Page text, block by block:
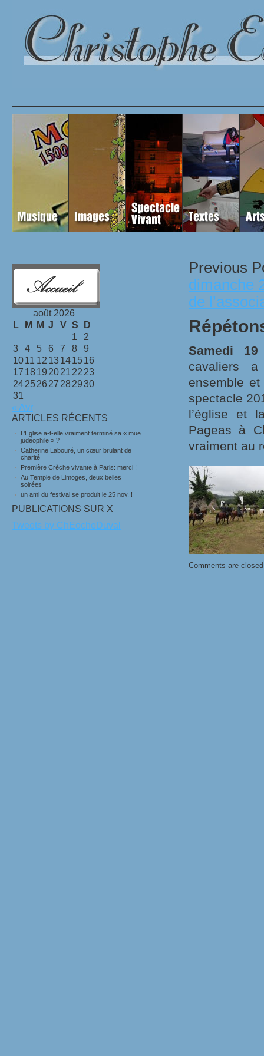
Previous
dimanche
de
Samedi
cavaliers
ensemble
spectacle
l’église et
Pageas à
vraiment au
Comments are
août 2026
L
M M J V S
D
1
2
3
4 5 6 7 8
9
1011 12 13141516
17 1819 2021 22 23
242526 27 282930
31
« Avr
ARTICLES RÉCENTS
L’Eglise a-t-elle vraiment terminé sa « mue
judéophile » ?
Catherine Labouré, un cœur brulant de
charité
Première Crèche vivante à Paris: merci !
Au Temple de Limoges, deux belles
soirées
un ami du festival se produit le 25 nov. !
PUBLICATIONS SUR X
Tweets by ChEocheDuval